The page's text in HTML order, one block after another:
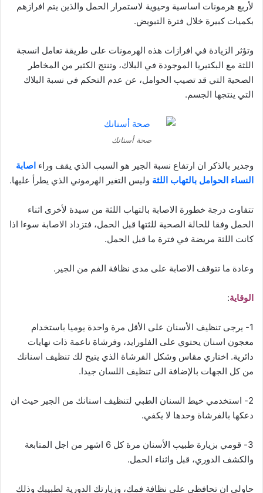
لأربع هرمونات اساسية وحيوية لاستمرار الحمل والذين يتم افرازهم
بكميات كبيرة خلال فترة التبويض.
وتؤثر الزيادة في افرازات هذه الهرمونات على طريقة تعامل انسجة
اللثة مع البكتيريا الموجودة في البلاك، وتنتج الكثير من المخاطر
الصحية التي قد تصيب الحوامل، عن عدم التحكم في نسبة البلاك
التي ينتجها الجسم.
صحة أسنانك
وجدير بالذكر ان ارتفاع نسبة الجير هو السبب الذي يقف وراء اصابة
النساء الحوامل بالتهاب اللثة وليس التغير الهرموني الذي يطرأ عليها.
تتفاوت درجة خطورة الاصابة بالتهاب اللثة من سيدة لأخرى اثناء
الحمل وفقا للحالة الصحية للثتها قبل الحمل، فتزداد الاصابة سوءا اذا
كانت اللثة مريضة في فترة ما قبل الحمل.
وعادة ما تتوقف الاصابة على مدى نظافة الفم من الجير.
الوقاية:
1- يرجى تنظيف الأسنان على الأقل مرة واحدة يوميا باستخدام
معجون اسنان يحتوي على الفلورايد، وفرشاة ناعمة ذات نهايات
دائرية. اختاري مقاس وشكل الفرشاة الذي يتيح لك تنظيف اسنانك
من كل الجهات بالإضافة الى تنظيف اللسان جيدا.
2- استخدمي خيط السنان الطبي لتنظيف اسنانك من الجير حيث ان
دعكها بالفرشاة وحدها لا يكفي.
3- قومي بزيارة طبيب الأسنان مرة كل 6 اشهر من اجل المتابعة
والكشف الدوري، قبل واثناء الحمل.
حاولي ان تحافظي على نظافة فمك، وزيارتك الدورية لطبيبك وذلك